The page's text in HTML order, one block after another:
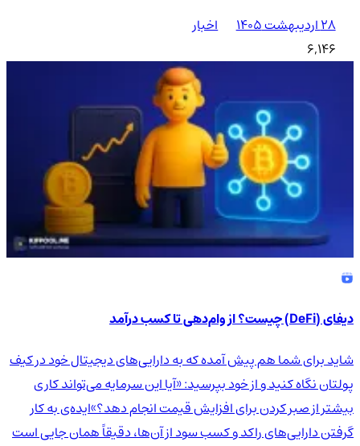
۲۸ اردیبهشت ۱۴۰۵
اخبار
6,146
دیفای (DeFi) چیست؟ از وام‌دهی تا کسب درآمد
شاید برای شما هم پیش آمده که به دارایی‌های دیجیتال خود در کیف
پولتان نگاه کنید و از خود بپرسید: «آیا این سرمایه می‌تواند کاری
بیشتر از صبر کردن برای افزایش قیمت انجام دهد؟»ایده‌ی به کار
گرفتن دارایی‌های راکد و کسب سود از آن‌ها، دقیقاً همان جایی است